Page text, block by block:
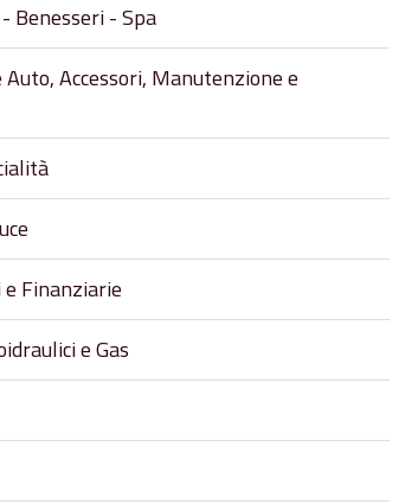
Benesseri - Spa
Auto, Accessori, Manutenzione e
Finanziarie
e Gas